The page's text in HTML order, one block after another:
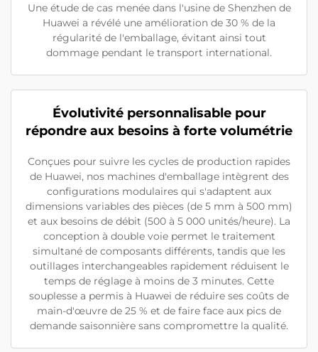
Une étude de cas menée dans l'usine de Shenzhen de
Huawei a révélé une amélioration de 30 % de la
régularité de l'emballage, évitant ainsi tout
dommage pendant le transport international.
Évolutivité personnalisable pour
répondre aux besoins à forte volumétrie
Conçues pour suivre les cycles de production rapides
de Huawei, nos machines d'emballage intègrent des
configurations modulaires qui s'adaptent aux
dimensions variables des pièces (de 5 mm à 500 mm)
et aux besoins de débit (500 à 5 000 unités/heure). La
conception à double voie permet le traitement
simultané de composants différents, tandis que les
outillages interchangeables rapidement réduisent le
temps de réglage à moins de 3 minutes. Cette
souplesse a permis à Huawei de réduire ses coûts de
main-d'œuvre de 25 % et de faire face aux pics de
demande saisonnière sans compromettre la qualité.